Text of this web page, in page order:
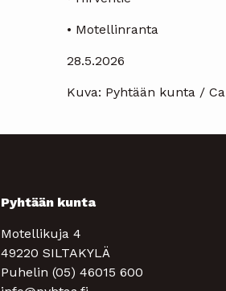
• Motellinranta
28.5.2026
Kuva: Pyhtään kunta /
Pyhtään kunta
Motellikuja 4
49220 SILTAKYLÄ
Puhelin (05) 46015 600